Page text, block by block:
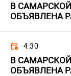
В
ОБЪЯВЛЕНА
4:30
В
ОБЪЯВЛЕНА